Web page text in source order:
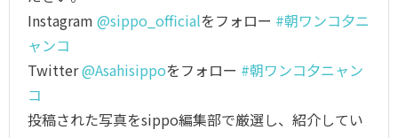
Instagram @sippo_officialをフォロー #朝ワンコ夕ニ
ャンコ
Twitter@Asahisippoをフォロー #朝ワンコ夕ニャン
コ
投稿された写真をsippo編集部で厳選し、紹介してい